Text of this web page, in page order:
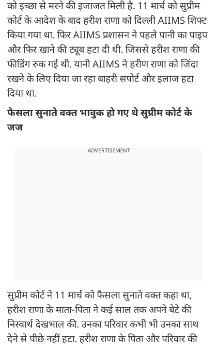
को इच्छा से मरने की इजाजत मिली है. 11 मार्च को सुप्रीम
कोर्ट के आदेश के बाद हरीश राणा को दिल्ली AIIMS शिफ्ट
किया गया था. फिर AIIMS प्रशासन ने पहले पानी का पाइप
और फिर खाने की ट्यूब हटा दी थी. जिससे हरीश राणा की
फीडिंग रुक गई थी. यानी AIIMS ने हरीण राणा को जिंदा
रखने के लिए दिया जा रहा बाहरी सपोर्ट और इलाज हटा
दिया था.
फैसला सुनाते वक्त भावुक हो गए थे सुप्रीम कोर्ट के
जज
ADVERTISEMENT
सुप्रीम कोर्ट ने 11 मार्च को फैसला सुनाते वक्त कहा था,
हरीश राणा के माता-पिता ने कई साल तक अपने बेटे की
निस्वार्थ देखभाल की. उनका परिवार कभी भी उनका साथ
देने से पीछे नहीं हटा. हरीश राणा के पिता और परिवार की